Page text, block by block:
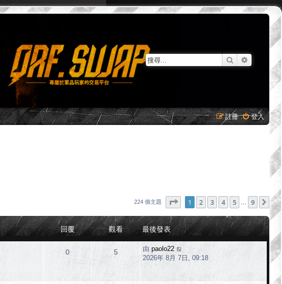
搜尋
登入
註冊
224 個主題 1頁 (共 9頁)
1 2 3 4 5 9 下
回覆 觀看 最後發表
0 5 由 paolo22
2026年 8月 7日, 09:18